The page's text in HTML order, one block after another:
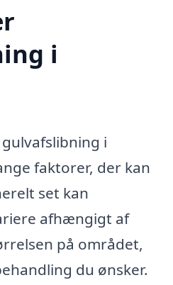
i
i
faktorer, der kan
set kan
afhængigt af
på området,
du ønsker.